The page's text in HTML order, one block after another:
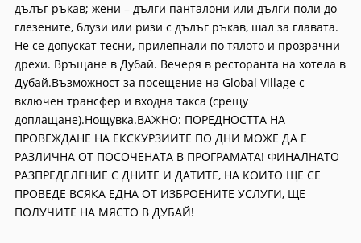
дълъг ръкав; жени – дълги панталони или дълги поли до
глезените, блузи или ризи с дълъг ръкав, шал за главата.
Не се допускат тесни, прилепнали по тялото и прозрачни
дрехи. Връщане в Дубай. Вечеря в ресторанта на хотела в
Дубай.Възможност за посещение на Global Village с
включен трансфер и входна такса (срещу
доплащане).Нощувка.ВАЖНО: ПОРЕДНОСТТА НА
ПРОВЕЖДАНЕ НА ЕКСКУРЗИИТЕ ПО ДНИ МОЖЕ ДА Е
РАЗЛИЧНА ОТ ПОСОЧЕНАТА В ПРОГРАМАТА! ФИНАЛНАТО
РАЗПРЕДЕЛЕНИЕ С ДНИТЕ И ДАТИТЕ, НА КОИТО ЩЕ СЕ
ПРОВЕДЕ ВСЯКА ЕДНА ОТ ИЗБРОЕНИТЕ УСЛУГИ, ЩЕ
ПОЛУЧИТЕ НА МЯСТО В ДУБАЙ!